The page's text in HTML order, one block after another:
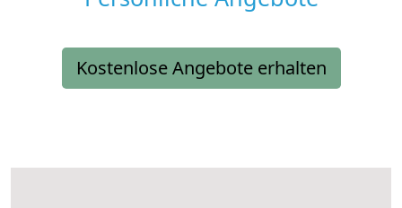
Kostenlose Angebote erhalten